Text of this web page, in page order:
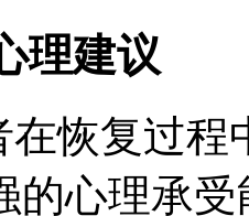
理建议
在恢复过
的心理承